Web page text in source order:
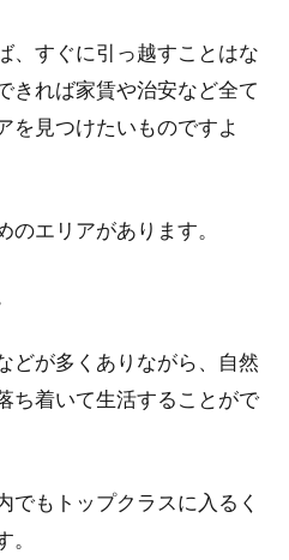
、すぐに引っ越すことはな
きれば家賃や治安など全て
を見つけたいものですよ
エリアがあります。
どが多くありながら、自然
ち着いて生活することがで
でもトップクラスに入るく